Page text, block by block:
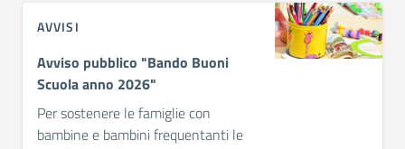
AVVISI
Avviso pubblico "Bando Buoni
Scuola anno 2026"
Per sostenere le famiglie con
bambine e bambini frequentanti le